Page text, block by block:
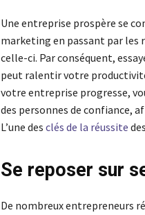
Une entreprise prospère se
marketing en passant par les
celle-ci. Par conséquent,
peut ralentir votre
votre entreprise progresse,
des personnes de confiance,
L’une des clés de la réussite
Se reposer sur
De nombreux entrepreneurs